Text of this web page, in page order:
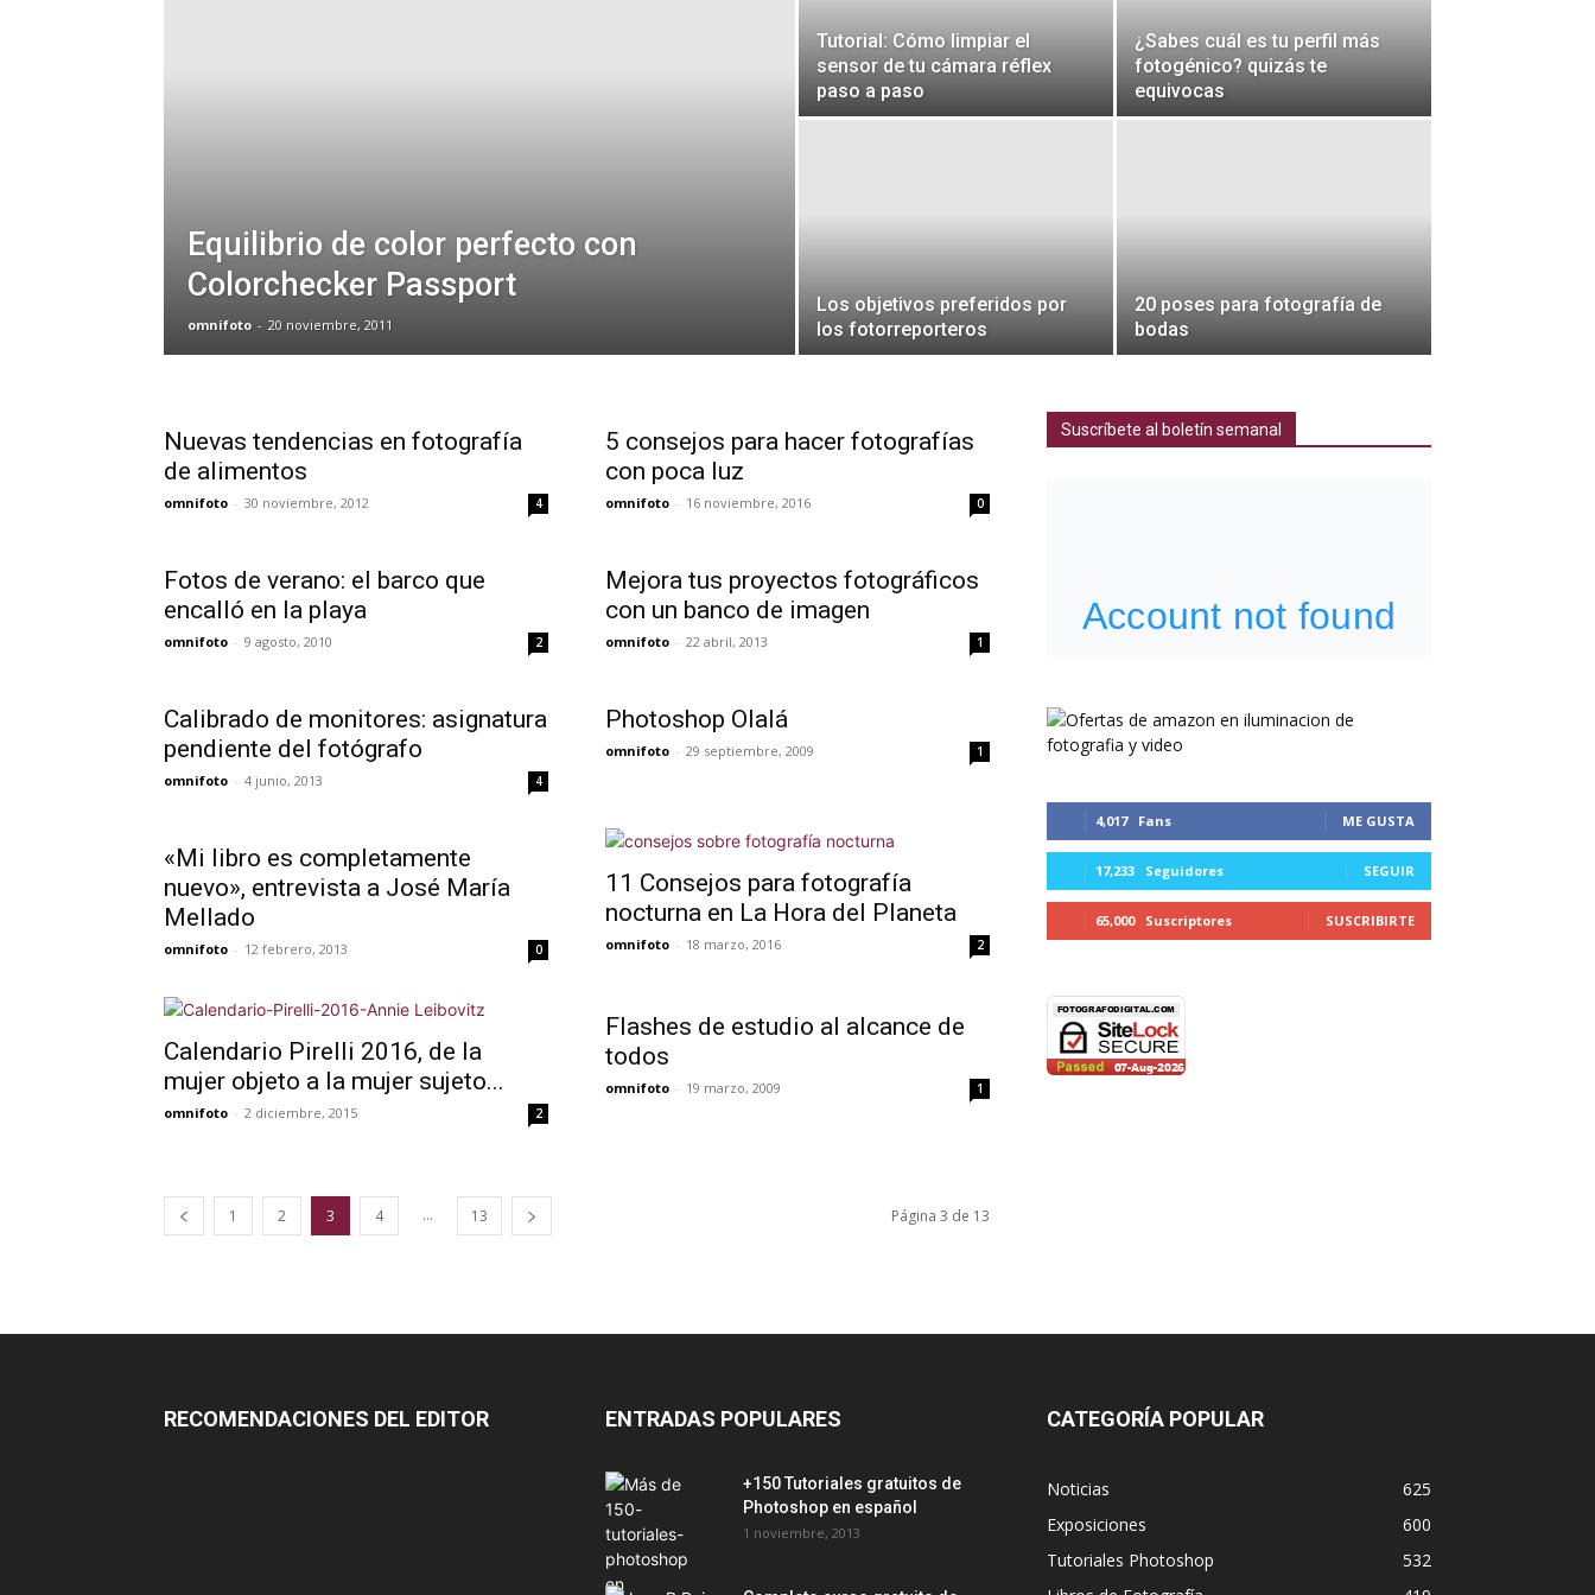
Equilibrio de color perfecto con
Colorchecker Passport
omnifoto - 20 noviembre, 2011
Tutorial: Cómo limpiar el
sensor de tu cámara réflex
paso a paso
¿Sabes cuál es tu perfil más
fotogénico? quizás te
equivocas
Los objetivos preferidos por
los fotorreporteros
20 poses para fotografía de
bodas
Nuevas tendencias en fotografía
de alimentos
omnifoto - 30 noviembre, 2012 4
5 consejos para hacer fotografías
con poca luz
omnifoto - 16 noviembre, 2016 0
Fotos de verano: el barco que
encalló en la playa
omnifoto - 9 agosto, 2010 2
Mejora tus proyectos fotográficos
con un banco de imagen
omnifoto - 22 abril, 2013 1
Calibrado de monitores: asignatura
pendiente del fotógrafo
omnifoto - 4 junio, 2013 4
Photoshop Olalá
omnifoto - 29 septiembre, 2009 1
«Mi libro es completamente
nuevo», entrevista a José María
Mellado
omnifoto - 12 febrero, 2013 0
11 Consejos para fotografía
nocturna en La Hora del Planeta
omnifoto - 18 marzo, 2016 2
Calendario Pirelli 2016, de la
mujer objeto a la mujer sujeto...
omnifoto - 2 diciembre, 2015 2
Flashes de estudio al alcance de
todos
omnifoto - 19 marzo, 2009 1
1 2 3 4 ... 13 Página 3 de 13
Suscríbete al boletín semanal
4,017 Fans ME GUSTA
17,233 Seguidores SEGUIR
65,000 Suscriptores SUSCRIBIRTE
RECOMENDACIONES DEL EDITOR ENTRADAS POPULARES
+150 Tutoriales gratuitos de
Photoshop en español
1 noviembre, 2013
CATEGORÍA POPULAR
Noticias
625
Exposiciones
600
Tutoriales Photoshop
532